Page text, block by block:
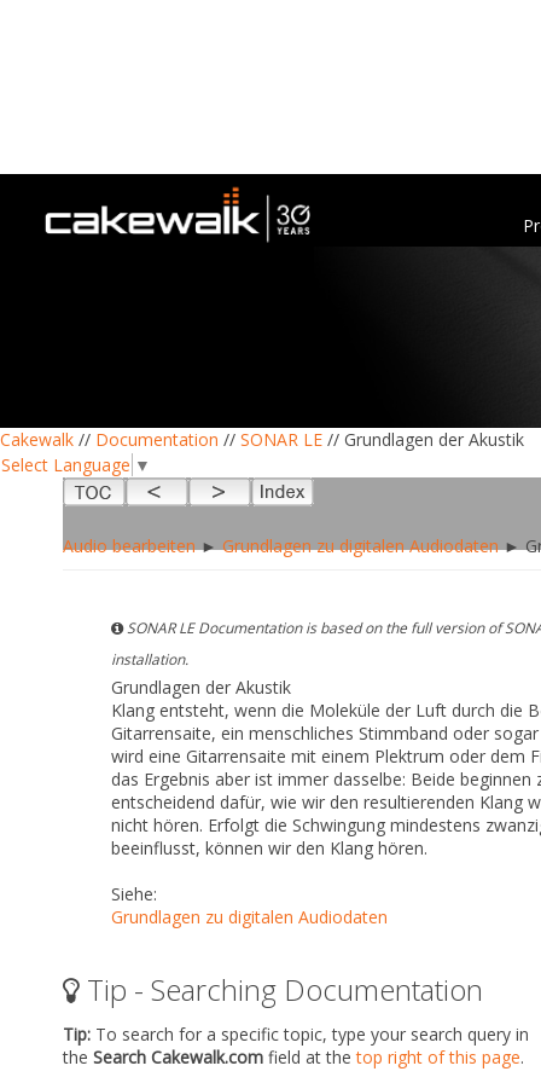
Cakewalk // Documentation // SONAR LE // Grundlagen der Akustik
Select Language ▼
Audio bearbeiten►Grundlagen zu digitalen Audiodaten►
SONAR LE Documentation is based on the full version of
installation.
Grundlagen der Akustik
Klang entsteht, wenn die Moleküle der Luft durch die
Gitarrensaite, ein menschliches Stimmband oder
wird eine Gitarrensaite mit einem Plektrum oder dem
das Ergebnis aber ist immer dasselbe: Beide
entscheidend dafür, wie wir den resultierenden Klang
nicht hören. Erfolgt die Schwingung mindestens
beeinflusst, können wir den Klang hören.
Siehe:
Grundlagen zu digitalen Audiodaten
Tip - Searching Documentation
Tip: To search for a specific topic, type your search query in
the Search Cakewalk.com field at thetop right of this page.